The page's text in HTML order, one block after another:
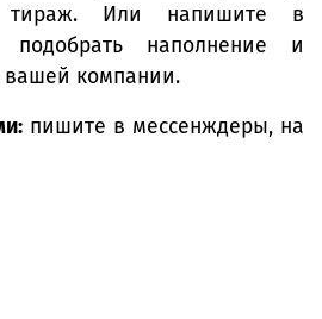
Или напишите в
наполнение и
вашей компании.
пишите в мессенждеры, на